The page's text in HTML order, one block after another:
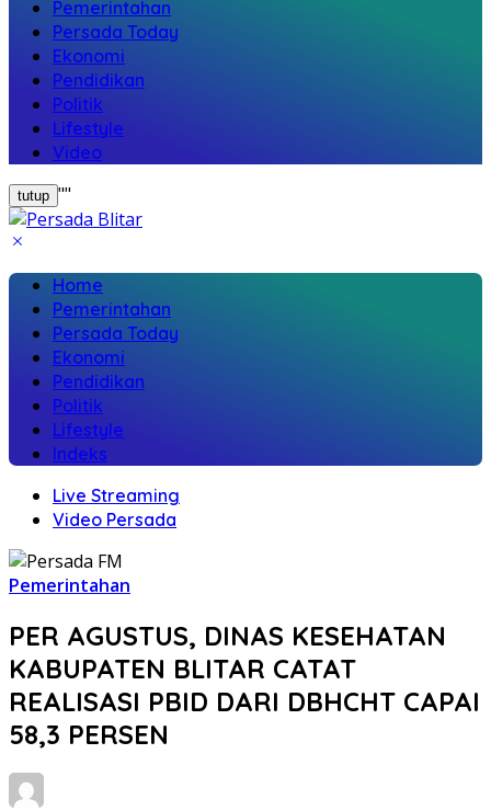
Pemerintahan
Persada Today
Ekonomi
Pendidikan
Politik
Lifestyle
Video
tutup ""
Home
Pemerintahan
Persada Today
Ekonomi
Pendidikan
Politik
Lifestyle
Indeks
Live Streaming
Video Persada
Pemerintahan
PER AGUSTUS, DINAS KESEHATAN
KABUPATEN BLITAR CATAT
REALISASI PBID DARI DBHCHT CAPAI
58,3 PERSEN